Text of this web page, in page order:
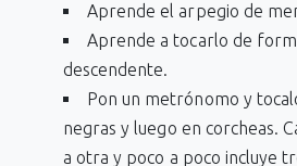
Aprende el arpegio de
Aprende a tocarlo de
descendente.
Pon un metrónomo y
negras y luego en corcheas.
a otra y poco a poco incluye